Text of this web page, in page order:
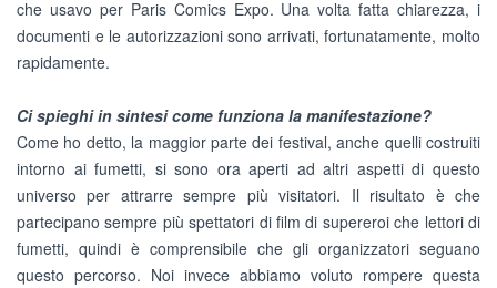
che usavo per Paris Comics Expo. Una volta fatta chiarezza, i
documenti e le autorizzazioni sono arrivati, fortunatamente, molto
rapidamente.
Ci spieghi in sintesi come funziona la manifestazione?
Come ho detto, la maggior parte dei festival, anche quelli costruiti
intorno ai fumetti, si sono ora aperti ad altri aspetti di questo
universo per attrarre sempre più visitatori. Il risultato è che
partecipano sempre più spettatori di film di supereroi che lettori di
fumetti, quindi è comprensibile che gli organizzatori seguano
questo percorso. Noi invece abbiamo voluto rompere questa